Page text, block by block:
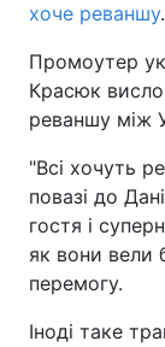
хоче реваншу.
Промоутер
Красюк
реваншу між
"Всі хочуть
повазі до
гостя і
як вони вели
перемогу.
Іноді таке